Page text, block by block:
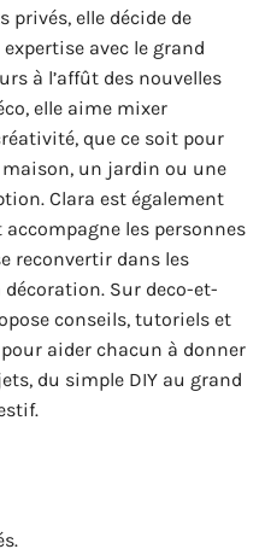
privés, elle décide de
avec le grand
à l’affût des nouvelles
elle aime mixer
que ce soit pour
un jardin ou une
Clara est également
les personnes
reconvertir dans les
décoration. Sur deco-et-
conseils, tutoriels et
aider chacun à donner
du simple DIY au grand